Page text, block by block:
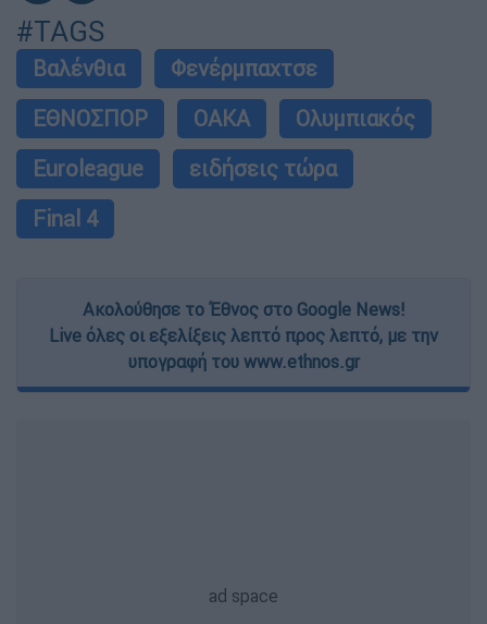
#TAGS
Βαλένθια
Φενέρμπαχτσε
ΕΘΝΟΣΠΟΡ
ΟΑΚΑ
Ολυμπιακός
Euroleague
ειδήσεις τώρα
Final 4
Ακολούθησε το Έθνος στο Google News!
Live όλες οι εξελίξεις λεπτό προς λεπτό, με την
υπογραφή του www.ethnos.gr